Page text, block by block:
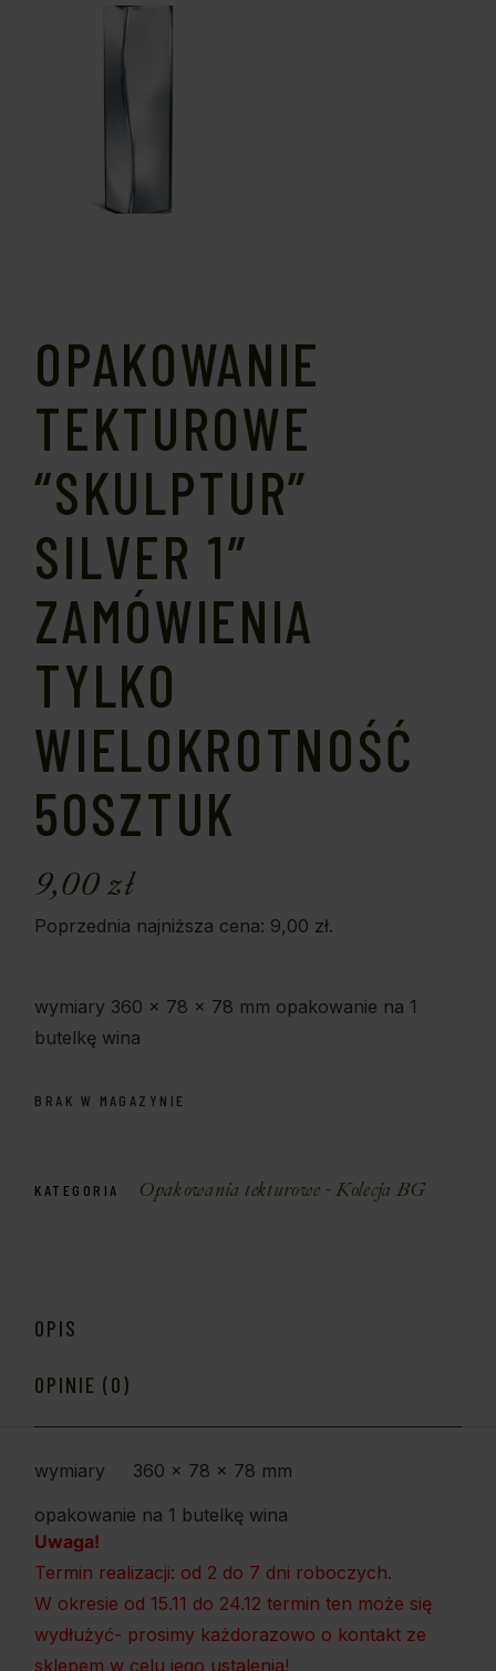
OPAKOWANIE
TEKTUROWE
“SKULPTUR”
SILVER 1″
ZAMÓWIENIA
TYLKO
WIELOKROTNOŚĆ
50SZTUK
9,00zł
Poprzednia najniższa cena: 9,00 zł.
wymiary 360 x 78 x 78 mm opakowanie na 1
butelkę wina
BRAK W MAGAZYNIE
KATEGORIA Opakowania tekturowe - Kolecja BG
OPIS
OPINIE (0)
wymiary 360 x 78 x 78 mm
opakowanie na 1 butelkę wina
Uwaga!
Termin realizacji: od 2 do 7 dni roboczych.
W okresie od 15.11 do 24.12 termin ten może się
wydłużyć- prosimy każdorazowo o kontakt ze
sklepem w celu jego ustalenia!